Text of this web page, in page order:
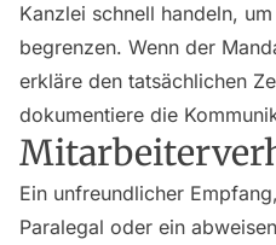
Kanzlei schnell handeln,
begrenzen. Wenn der
erkläre den tatsächlichen
dokumentiere die
Ein unfreundlicher
Paralegal oder ein